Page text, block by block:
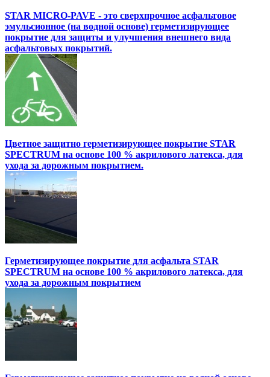
STAR MICRO-PAVE - это сверхпрочное асфальтовое
эмульсионное (на водной основе) герметизирующее
покрытие для защиты и улучшения внешнего вида
асфальтовых покрытий.
Цветное защитно герметизирующее покрытие STAR
SPECTRUM на основе 100 % акрилового латекса, для
ухода за дорожным покрытием.
Герметизирующее покрытие для асфальта STAR
SPECTRUM на основе 100 % акрилового латекса, для
ухода за дорожным покрытием